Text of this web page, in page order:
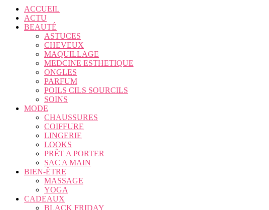
ACCUEIL
ACTU
BEAUTÉ
ASTUCES
CHEVEUX
MAQUILLAGE
MEDCINE ESTHETIQUE
ONGLES
PARFUM
POILS CILS SOURCILS
SOINS
MODE
CHAUSSURES
COIFFURE
LINGERIE
LOOKS
PRÊT A PORTER
SAC A MAIN
BIEN-ÊTRE
MASSAGE
YOGA
CADEAUX
BLACK FRIDAY